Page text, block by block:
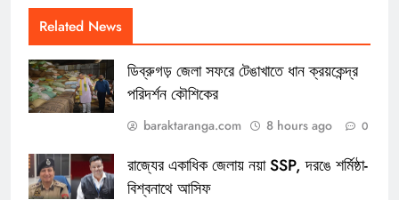
Related News
ডিব্রুগড় জেলা সফরে টেঙাখাতে ধান ক্রয়কেন্দ্র
পরিদর্শন কৌশিকের
baraktaranga.com 8 hours ago 0
রাজ্যের একাধিক জেলায় নয়া SSP, দরঙে শর্মিষ্ঠা-
বিশ্বনাথে আসিফ